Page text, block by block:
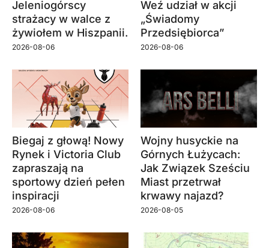
Jeleniogórscy
strażacy w walce z
żywiołem w Hiszpanii.
2026-08-06
Weź udział w akcji
„Świadomy
Przedsiębiorca”
2026-08-06
Biegaj z głową! Nowy
Rynek i Victoria Club
zapraszają na
sportowy dzień pełen
inspiracji
2026-08-06
Wojny husyckie na
Górnych Łużycach:
Jak Związek Sześciu
Miast przetrwał
krwawy najazd?
2026-08-05